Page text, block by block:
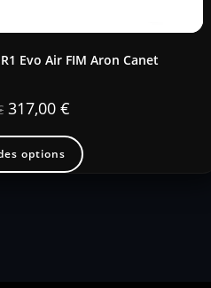
Evo Air FIM Aron Canet
317,00 €
options